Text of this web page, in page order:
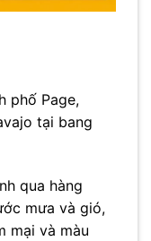
phố Page,
tại bang
qua hàng
mưa và gió,
mại và màu